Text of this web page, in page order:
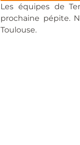
Les équipes de
prochaine pépite.
Toulouse.